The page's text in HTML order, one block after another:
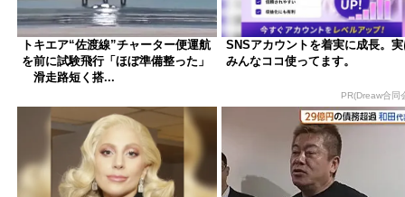
トキエア“佐渡線”チャーター便運航
を前に試験飛行「ほぼ準備整った」
滑走路短く搭...
SNSアカウントを着実に成長。
みんなココ使ってます。
PR(Dreaw合同